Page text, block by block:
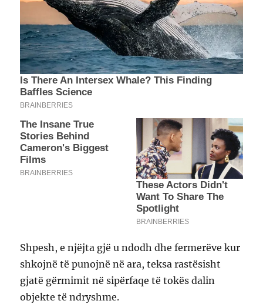
Shpesh, e njëjta gjë u ndodh dhe fermerëve kur
shkojnë të punojnë në ara, teksa rastësisht
gjatë gërmimit në sipërfaqe të tokës dalin
objekte të ndryshme.